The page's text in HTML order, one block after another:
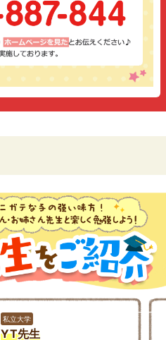
私立大学
YT先生